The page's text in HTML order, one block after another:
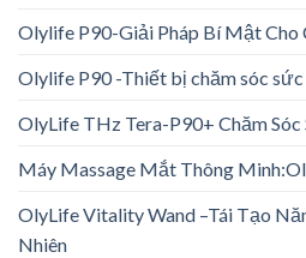
Olylife P90-Giải Pháp Bí Mật Cho
Olylife P90 -Thiết bị chăm sóc
OlyLife THz Tera-P90+ Chăm Sóc
Máy Massage Mắt Thông
OlyLife Vitality Wand –Tái Tạo
Nhiên